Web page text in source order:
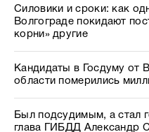
Силовики и сроки: как
Волгограде покидают
корни» другие
Кандидаты в Госдуму от
области померились
Был подсудимым, а стал
глава ГИБДД Александр